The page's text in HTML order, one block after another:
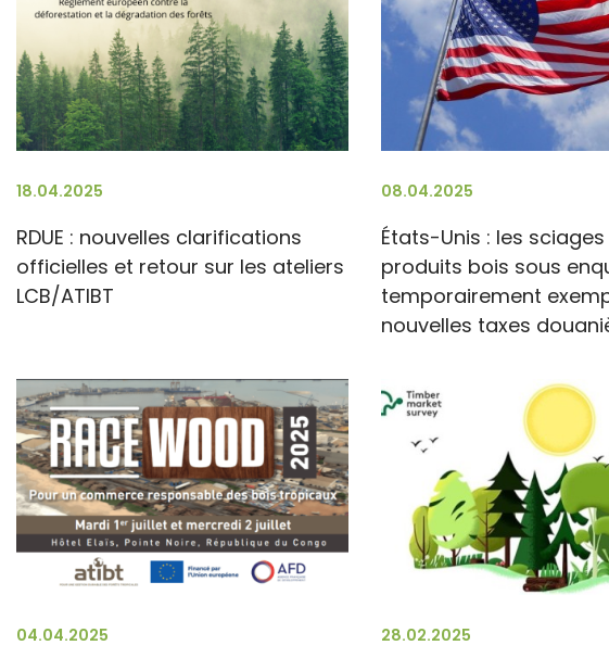
18.04.2025
RDUE : nouvelles clarifications
officielles et retour sur les ateliers
LCB/ATIBT
08.04.2025
États-Unis : les
produits bois sous
temporairement
nouvelles taxes
04.04.2025 28.02.2025